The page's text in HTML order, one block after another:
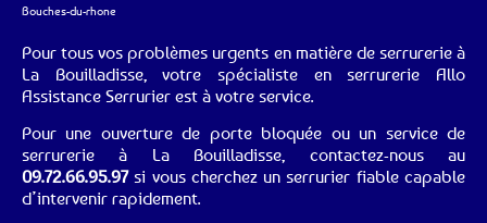
Bouches-du-rhone
Pour tous vos problèmes urgents en matière de serrurerie à
La Bouilladisse, votre spécialiste en serrurerie Allo
Assistance Serrurier est à votre service.
Pour une ouverture de porte bloquée ou un service de
serrurerie à La Bouilladisse, contactez-nous au
09.72.66.95.97si vous cherchez un serrurier fiable capable
d’intervenir rapidement.